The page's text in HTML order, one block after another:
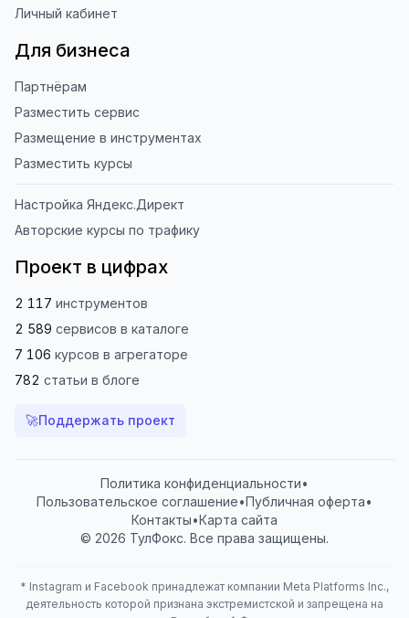
Личный кабинет
Для бизнеса
Партнёрам
Разместить сервис
Размещение в инструментах
Разместить курсы
Настройка Яндекс.Директ
Авторские курсы по трафику
Проект в цифрах
2 117 инструментов
2 589 сервисов в каталоге
7 106 курсов в агрегаторе
782 статьи в блоге
🚀Поддержать проект
Политика конфиденциальности•
Пользовательское соглашение•Публичная оферта•
Контакты•Карта сайта
© 2026 ТулФокс. Все права защищены.
* Instagram и Facebook принадлежат компании Meta Platforms Inc.,
деятельность которой признана экстремистской и запрещена на